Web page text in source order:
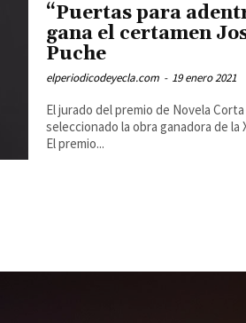
“Puertas para
gana el certamen
Puche
elperiodicodeyecla.com - 19 enero 2021
El jurado del premio de Novela
seleccionado la obra ganadora de
El premio...